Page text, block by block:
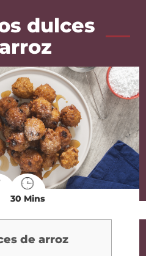
dulces
30 Mins
de arroz